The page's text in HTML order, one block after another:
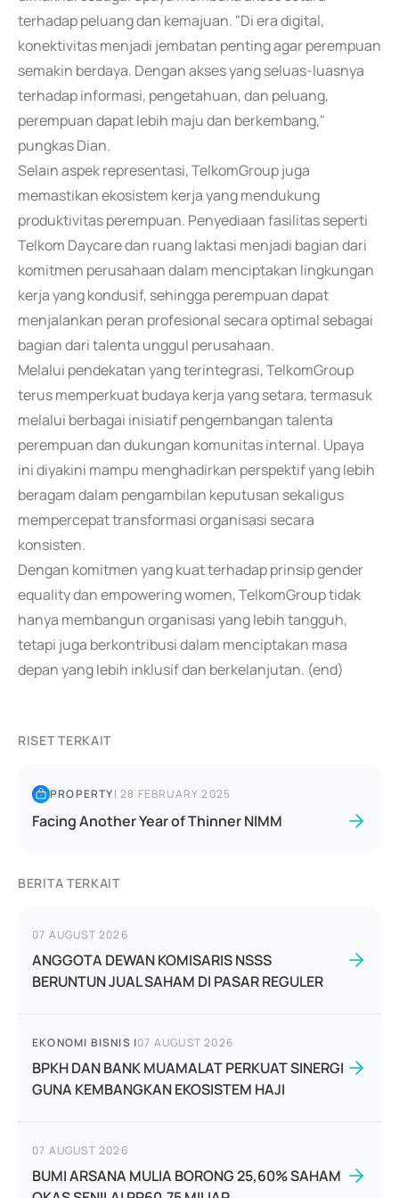
terhadap peluang dan kemajuan. "Di era digital,
konektivitas menjadi jembatan penting agar perempuan
semakin berdaya. Dengan akses yang seluas-luasnya
terhadap informasi, pengetahuan, dan peluang,
perempuan dapat lebih maju dan berkembang,"
pungkas Dian.
Selain aspek representasi, TelkomGroup juga
memastikan ekosistem kerja yang mendukung
produktivitas perempuan. Penyediaan fasilitas seperti
Telkom Daycare dan ruang laktasi menjadi bagian dari
komitmen perusahaan dalam menciptakan lingkungan
kerja yang kondusif, sehingga perempuan dapat
menjalankan peran profesional secara optimal sebagai
bagian dari talenta unggul perusahaan.
Melalui pendekatan yang terintegrasi, TelkomGroup
terus memperkuat budaya kerja yang setara, termasuk
melalui berbagai inisiatif pengembangan talenta
perempuan dan dukungan komunitas internal. Upaya
ini diyakini mampu menghadirkan perspektif yang lebih
beragam dalam pengambilan keputusan sekaligus
mempercepat transformasi organisasi secara
konsisten.
Dengan komitmen yang kuat terhadap prinsip gender
equality dan empowering women, TelkomGroup tidak
hanya membangun organisasi yang lebih tangguh,
tetapi juga berkontribusi dalam menciptakan masa
depan yang lebih inklusif dan berkelanjutan. (end)
RISET TERKAIT
PROPERTY|28 FEBRUARY 2025
Facing Another Year of Thinner NIMM
BERITA TERKAIT
07 AUGUST 2026
ANGGOTA DEWAN KOMISARIS NSSS
BERUNTUN JUAL SAHAM DI PASAR REGULER
EKONOMI BISNIS |07 AUGUST 2026
BPKH DAN BANK MUAMALAT PERKUAT SINERGI
GUNA KEMBANGKAN EKOSISTEM HAJI
07 AUGUST 2026
BUMI ARSANA MULIA BORONG 25,60% SAHAM